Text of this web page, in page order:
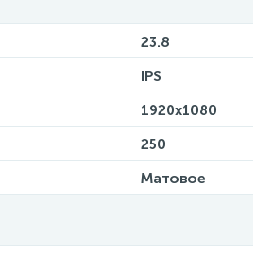
23.8
IPS
1920x1080
250
Матовое